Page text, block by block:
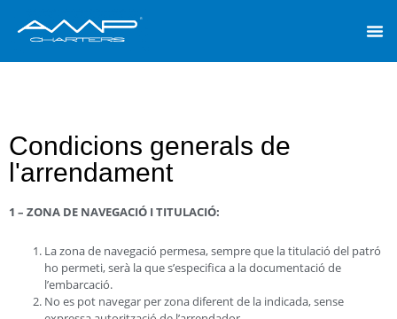
Condicions generals de
l'arrendament
1 – ZONA DE NAVEGACIÓ I TITULACIÓ:
La zona de navegació permesa, sempre que la titulació del patró
ho permeti, serà la que s’especifica a la documentació de
l’embarcació.
No es pot navegar per zona diferent de la indicada, sense